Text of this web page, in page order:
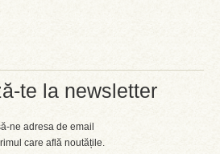
te la newsletter
ne adresa de email
care află noutățile.